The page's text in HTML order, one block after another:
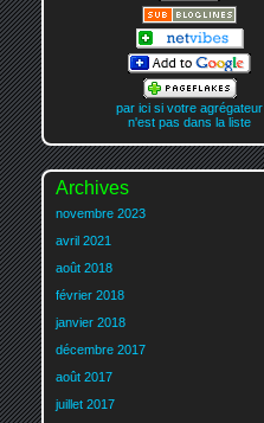
par ici si votre agrégateur
n'est pas dans la liste
Archives
novembre 2023
avril 2021
août 2018
février 2018
janvier 2018
décembre 2017
août 2017
juillet 2017